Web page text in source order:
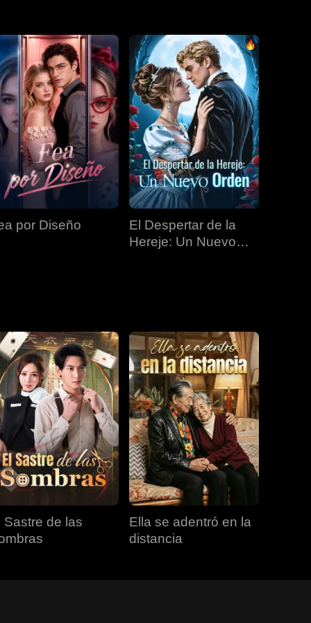
EP 34 EP 35 EP 36
EP 37 EP 38 EP 39
EP 40
por Diseño
El Despertar de la
Hereje: Un Nuevo
Sastre de las
Ella se adentró en la
distancia